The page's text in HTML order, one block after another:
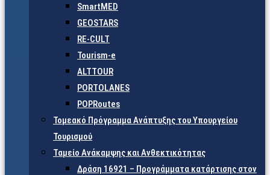
SmartMED
GEOSTARS
RE-CULT
Tourism-e
ALTTOUR
PORTOLANES
POPRoutes
Τομεακό Πρόγραμμα Ανάπτυξης του Υπουργείου
Τουρισμού
Ταμείο Ανάκαμψης και Ανθεκτικότητας
Δράση 16921 – Προγράμματα κατάρτισης στον